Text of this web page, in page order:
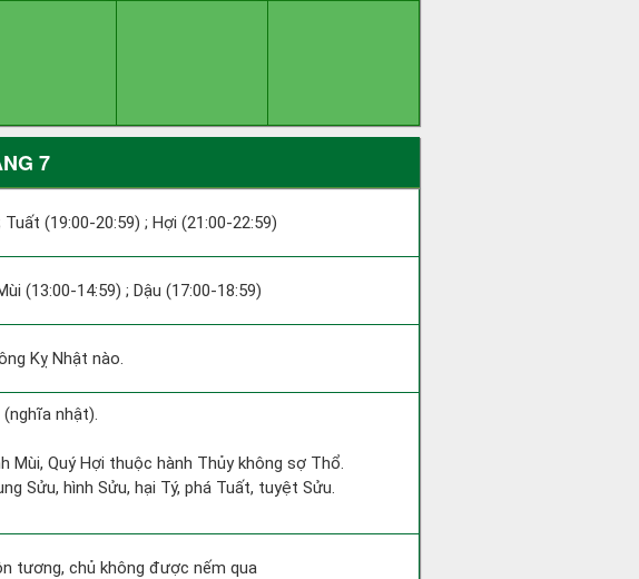
7
(19:00-20:59) ; Hợi (21:00-22:59)
(13:00-14:59) ; Dậu (17:00-18:59)
Kỵ Nhật nào.
nhật).
Mùi, Quý Hợi thuộc hành Thủy không sợ Thổ.
Sửu, hình Sửu, hại Tý, phá Tuất, tuyệt Sửu.
tương, chủ không được nếm qua